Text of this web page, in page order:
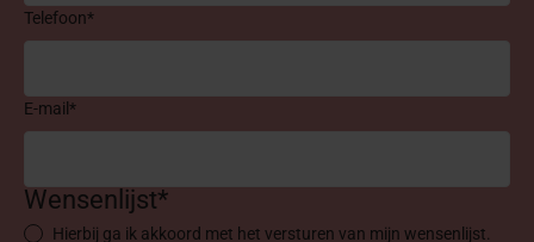
Telefoon*
E-mail*
Wensenlijst*
Hierbij ga ik akkoord met het versturen van mijn wensenlijst.